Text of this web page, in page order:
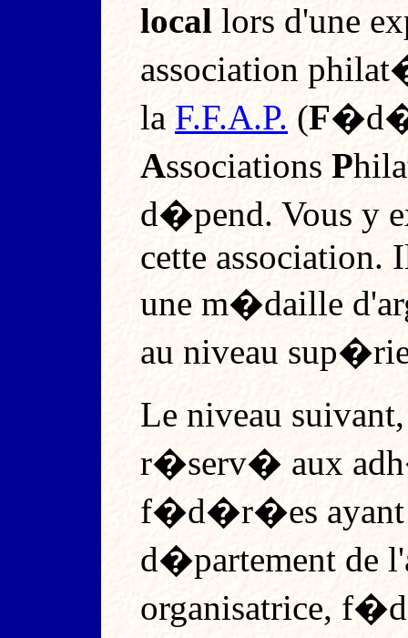
local lors d'une
association
la F.F.A.P. (F
Associations P
d�pend. Vous y
cette association.
une m�daille
au niveau
Le niveau
r�serv� aux
f�d�r�es ayant
d�partement de
organisatrice,